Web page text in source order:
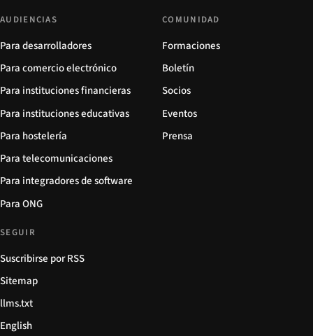
AUDIENCIAS
Para desarrolladores
Para comercio electrónico
Para instituciones financieras
Para instituciones educativas
Para hostelería
Para telecomunicaciones
Para integradores de software
Para ONG
COMUNIDAD
Formaciones
Boletín
Socios
Eventos
Prensa
SEGUIR
Suscribirse por RSS
Sitemap
llms.txt
English